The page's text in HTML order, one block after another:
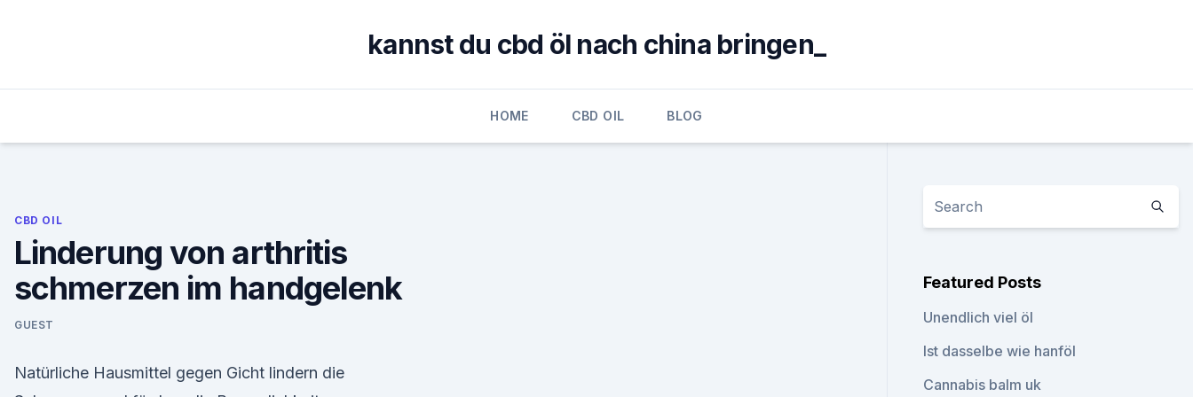
kannst du cbd öl nach china bringen_
HOME CBD OIL BLOG
CBD OIL
Linderung von arthritis
schmerzen im handgelenk
GUEST
Natürliche Hausmittel gegen Gicht lindern die
Featured Posts
Unendlich viel öl
Ist dasselbe wie hanföl
Cannabis balm uk